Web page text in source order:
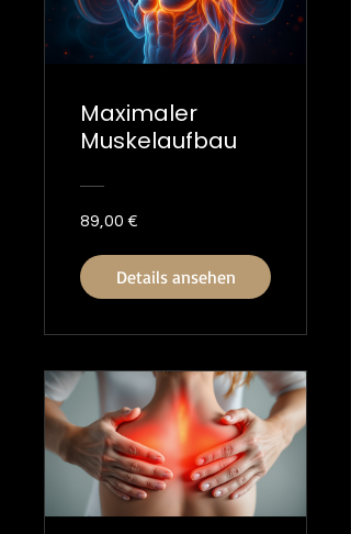
Maximaler
Muskelaufbau
89,00 €
Details ansehen